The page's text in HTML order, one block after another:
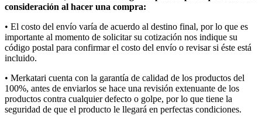
consideración al hacer una compra:
• El costo del envío varía de acuerdo al destino final, por lo que es
importante al momento de solicitar su cotización nos indique su
código postal para confirmar el costo del envío o revisar si éste está
incluido.
• Merkatari cuenta con la garantía de calidad de los productos del
100%, antes de enviarlos se hace una revisión extenuante de los
productos contra cualquier defecto o golpe, por lo que tiene la
seguridad de que el producto le llegará en perfectas condiciones.